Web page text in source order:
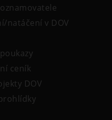
natáčení v DOV
ceník
DOV